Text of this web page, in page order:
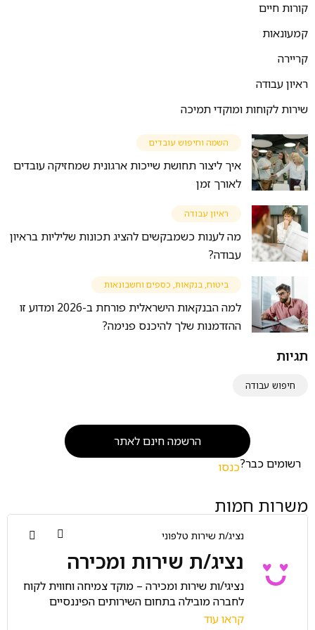
קורות חיים
קמעונאות
קריירה
ראיון עבודה
שירות לקוחות ומוקדי תמיכה
השמה וחיפוש עובדים
איך ליצור תחושת שייכות ארגונית שמחזיקה עובדים
לאורך זמן
ראיון עבודה
מה לענות כשמבקשים להציג תכונות שליליות בראיון
עבודה?
ביטוח, בנקאות, כספים וחשבונאות
למה הבנקאות הישראלית פורחת ב-2026 ומדוע זו
ההזדמנות שלך להיכנס פנימה?
תגיות
חיפוש עבודה
הרשמה חינם לאתר
רשומים כבר?כנסו
משרות חמות
נציג/ת שירות טלפוני
נציג/ת שירות ומכירה
נציגי/ות שירות ומכירה – מוקד צמיחה וחווית לקוח
לחברה מובילה בתחום השירותים הפיננסיים
דרושים/ות נציגי/ות שירות ומכירה למוקד דינמי
קראו עוד